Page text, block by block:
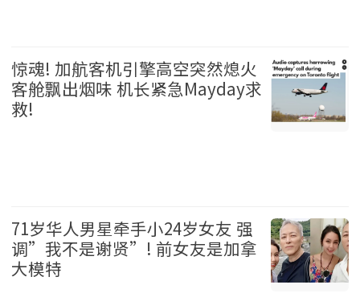
惊魂! 加航客机引擎高空突然熄火
客舱飘出烟味 机长紧急Mayday求
救!
71岁华人男星牵手小24岁女友 强
调”我不是谢贤”! 前女友是加拿
大模特